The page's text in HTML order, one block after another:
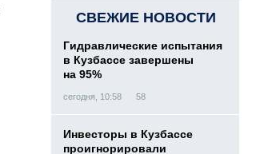
СВЕЖИЕ НОВОСТИ
Гидравлические испытания
в Кузбассе завершены
на 95%
сегодня, 10:58 58
Инвесторы в Кузбассе
проигнорировали